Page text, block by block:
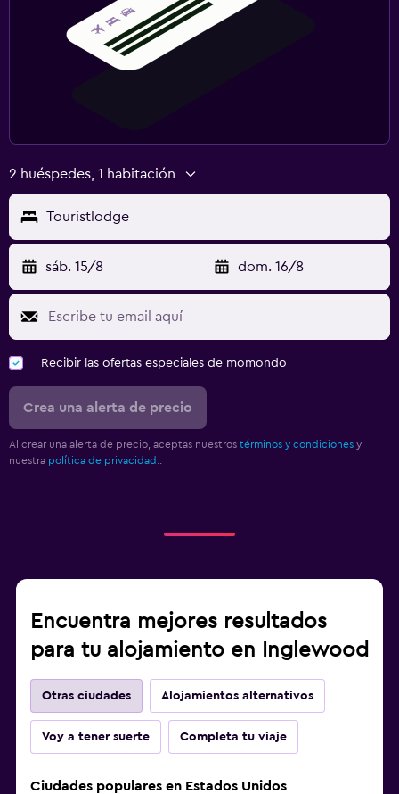
2 huéspedes, 1 habitación
Touristlodge
sáb. 15/8 dom. 16/8
Recibir las ofertas especiales de momondo
Crea una alerta de precio
Al crear una alerta de precio, aceptas nuestros términos y condiciones y
nuestra política de privacidad.
Encuentra mejores resultados
para tu alojamiento en Inglewood
Otras ciudades Alojamientos alternativos
Voy a tener suerte Completa tu viaje
Ciudades populares en Estados Unidos